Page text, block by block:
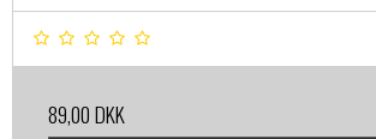
89,00 DKK